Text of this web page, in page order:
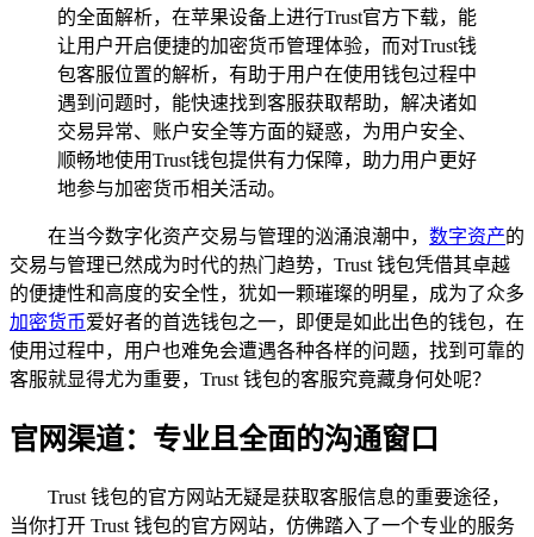
的全面解析，在苹果设备上进行Trust官方下载，能
让用户开启便捷的加密货币管理体验，而对Trust钱
包客服位置的解析，有助于用户在使用钱包过程中
遇到问题时，能快速找到客服获取帮助，解决诸如
交易异常、账户安全等方面的疑惑，为用户安全、
顺畅地使用Trust钱包提供有力保障，助力用户更好
地参与加密货币相关活动。
在当今数字化资产交易与管理的汹涌浪潮中， 数字资产的
交易与管理已然成为时代的热门趋势，Trust 钱包凭借其卓越
的便捷性和高度的安全性，犹如一颗璀璨的明星，成为了众多
加密货币爱好者的首选钱包之一，即便是如此出色的钱包，在
使用过程中，用户也难免会遭遇各种各样的问题，找到可靠的
客服就显得尤为重要，Trust 钱包的客服究竟藏身何处呢？
官网渠道：专业且全面的沟通窗口
Trust 钱包的官方网站无疑是获取客服信息的重要途径，
当你打开 Trust 钱包的官方网站，仿佛踏入了一个专业的服务